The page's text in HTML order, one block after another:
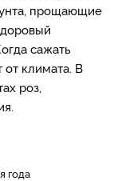
прощающие
сажать
от климата. В
роз,
года